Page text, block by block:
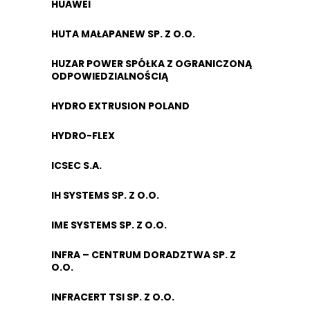
HUAWEI
HUTA MAŁAPANEW SP. Z O.O.
HUZAR POWER SPÓŁKA Z OGRANICZONĄ
ODPOWIEDZIALNOŚCIĄ
HYDRO EXTRUSION POLAND
HYDRO-FLEX
ICSEC S.A.
IH SYSTEMS SP. Z O.O.
IME SYSTEMS SP. Z O.O.
INFRA – CENTRUM DORADZTWA SP. Z
O.O.
INFRACERT TSI SP. Z O.O.